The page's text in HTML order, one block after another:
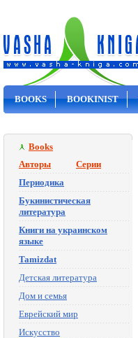
BOOKS BOOKINIST
Books
Авторы
Серии
Периодика
Букинистическая
литература
Книги на украинском
языке
Tamizdat
Детская литература
Дом и семья
Еврейский мир
Искусство